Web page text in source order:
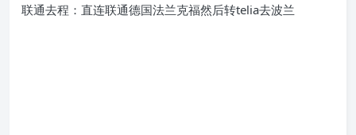
联通去程：直连联通德国法兰克福然后转telia去波兰